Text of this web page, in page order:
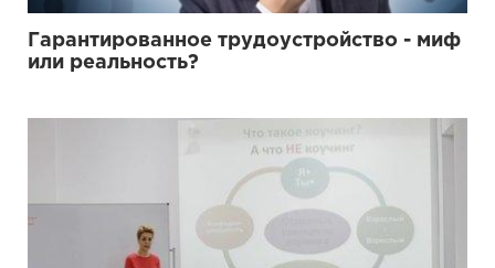
Гарантированное трудоустройство - миф
или реальность?